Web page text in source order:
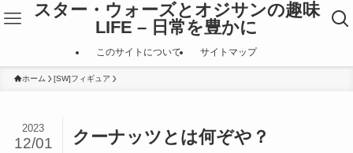
スター・ウォーズとオジサンの趣味
LIFE – 日常を豊かに
このサイトについて サイトマップ
ホーム [SW]フィギュア
クーナッツとは何ぞや？
2023
12/01